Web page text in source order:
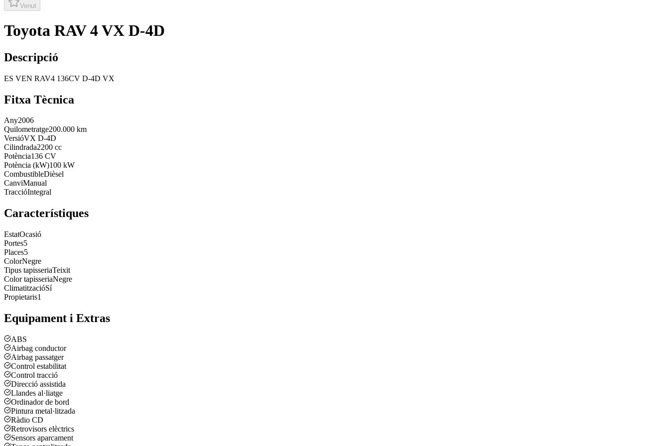
Venut
Toyota RAV 4 VX D-4D
Descripció
ES VEN RAV4 136CV D-4D VX
Fitxa Tècnica
Any2006
Quilometratge200.000 km
VersióVX D-4D
Cilindrada2200 cc
Potència136 CV
Potència (kW)100 kW
CombustibleDièsel
CanviManual
TraccióIntegral
Característiques
EstatOcasió
Portes5
Places5
ColorNegre
Tipus tapisseriaTeixit
Color tapisseriaNegre
ClimatitzacióSí
Propietaris1
Equipament i Extras
ABS
Airbag conductor
Airbag passatger
Control estabilitat
Control tracció
Direcció assistida
Llandes al·liatge
Ordinador de bord
Pintura metal·litzada
Ràdio CD
Retrovisors elèctrics
Sensors aparcament